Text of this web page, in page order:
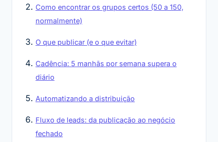
Como encontrar os grupos certos (50 a 150,
normalmente)
O que publicar (e o que evitar)
Cadência: 5 manhãs por semana supera o
diário
Automatizando a distribuição
Fluxo de leads: da publicação ao negócio
fechado